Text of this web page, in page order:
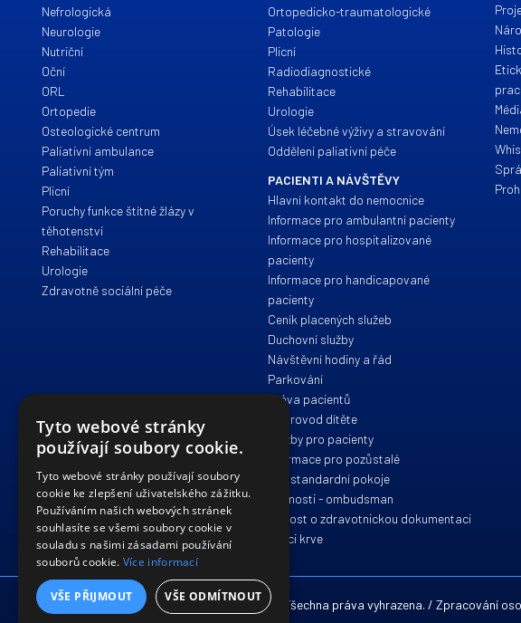
Nefrologická
Neurologie
Nutriční
Oční
ORL
Ortopedie
Osteologické centrum
Paliativní ambulance
Paliativní tým
Plicní
Poruchy funkce štítné žlázy v
těhotenství
Rehabilitace
Urologie
Zdravotně sociální péče
Ortopedicko-traumatologické
Patologie
Plicní
Radiodiagnostické
Rehabilitace
Urologie
Úsek léčebné výživy a stravování
Oddělení paliativní péče
PACIENTI A NÁVŠTĚVY
Hlavní kontakt do nemocnice
Informace pro ambulantní pacienty
Informace pro hospitalizované
pacienty
Informace pro handicapované
pacienty
Ceník placených služeb
Duchovní služby
Návštěvní hodiny a řád
Parkování
Práva pacientů
Doprovod dítěte
Služby pro pacienty
Informace pro pozůstalé
Nadstandardní pokoje
Stížnosti - ombudsman
Žádost o zdravotnickou dokumentaci
Dárci krve
© 2012 - 2026 Nemocnice Havlíčkův Brod. Všechna práva vyhrazena. / Zpracování
Tyto webové stránky
používají soubory cookie.
Tyto webové stránky používají soubory
cookie ke zlepšení uživatelského zážitku.
Používáním našich webových stránek
souhlasíte se všemi soubory cookie v
souladu s našimi zásadami používání
souborů cookie. Více informací
VŠE PŘIJMOUT VŠE ODMÍTNOUT